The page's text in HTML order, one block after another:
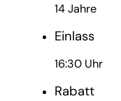
14 Jahre
Einlass
16:30 Uhr
Rabatt